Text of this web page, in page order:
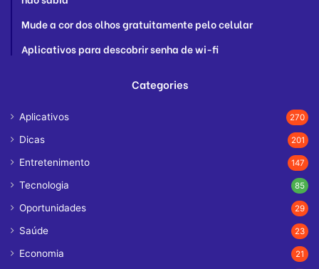
Mude a cor dos olhos gratuitamente pelo celular
Aplicativos para descobrir senha de wi-fi
Categories
Aplicativos 270
Dicas 201
Entretenimento 147
Tecnologia 85
Oportunidades 29
Saúde 23
Economia 21